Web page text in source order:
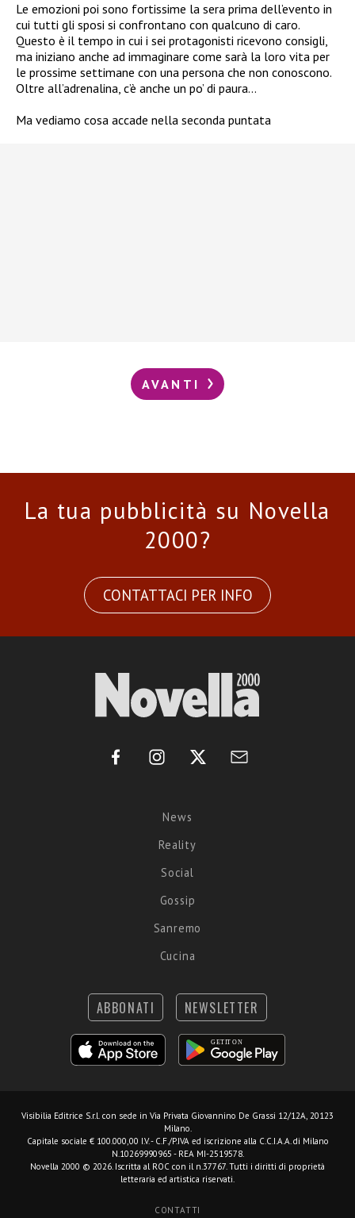
Le emozioni poi sono fortissime la sera prima dell’evento in
cui tutti gli sposi si confrontano con qualcuno di caro.
Questo è il tempo in cui i sei protagonisti ricevono consigli,
ma iniziano anche ad immaginare come sarà la loro vita per
le prossime settimane con una persona che non conoscono.
Oltre all’adrenalina, c’è anche un po’ di paura…
Ma vediamo cosa accade nella seconda puntata
AVANTI
La tua pubblicità su Novella
2000?
CONTATTACI PER INFO
News
Reality
Social
Gossip
Sanremo
Cucina
ABBONATI NEWSLETTER
Visibilia Editrice S.r.l. con sede in Via Privata Giovannino De Grassi 12/12A, 20123
Milano.
Capitale sociale € 100.000,00 I.V. - C.F./P.IVA ed iscrizione alla C.C.I.A.A. di Milano
N.10269990965 - REA MI-2519578.
Novella 2000 © 2026. Iscritta al ROC con il n.37767. Tutti i diritti di proprietà
letteraria ed artistica riservati.
CONTATTI